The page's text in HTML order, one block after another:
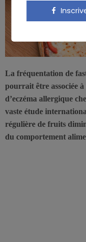
La fréquentation de
pourrait être associée
d’eczéma allergique
vaste étude
régulière de fruits
du comportement